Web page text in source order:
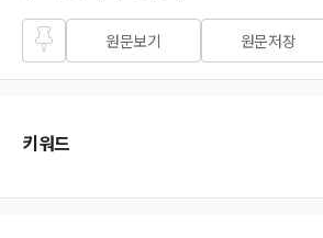
즐겨
찾기
원문보기 원문저장
키워드